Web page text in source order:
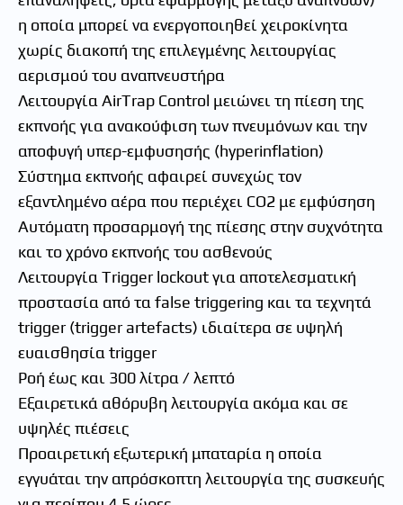
η οποία μπορεί να ενεργοποιηθεί χειροκίνητα
χωρίς διακοπή της επιλεγμένης λειτουργίας
αερισμού του αναπνευστήρα
Λειτουργία AirTrap Control μειώνει τη πίεση της
εκπνοής για ανακούφιση των πνευμόνων και την
αποφυγή υπερ-εμφυσησής (hyperinflation)
Σύστημα εκπνοής αφαιρεί συνεχώς τον
εξαντλημένο αέρα που περιέχει CO2 με εμφύσηση
Αυτόματη προσαρμογή της πίεσης στην συχνότητα
και το χρόνο εκπνοής του ασθενούς
Λειτουργία Trigger lockout για αποτελεσματική
προστασία από τα false triggering και τα τεχνητά
trigger (trigger artefacts) ιδιαίτερα σε υψηλή
ευαισθησία trigger
Ροή έως και 300 λίτρα / λεπτό
Εξαιρετικά αθόρυβη λειτουργία ακόμα και σε
υψηλές πιέσεις
Προαιρετική εξωτερική μπαταρία η οποία
εγγυάται την απρόσκοπτη λειτουργία της συσκευής